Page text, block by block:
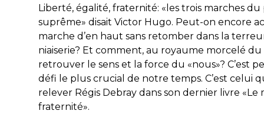
Liberté, égalité, fraternité: «les trois marches
suprême» disait Victor Hugo. Peut-on encore
marche d’en haut sans retomber dans la
niaiserie? Et comment, au royaume morcelé du
retrouver le sens et la force du «nous»? C’est
défi le plus crucial de notre temps. C’est celui
relever Régis Debray dans son dernier livre «Le
fraternité».